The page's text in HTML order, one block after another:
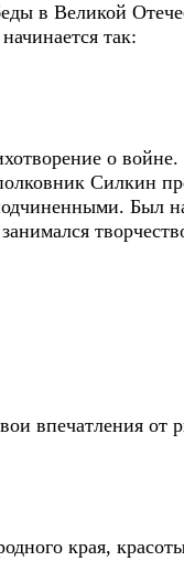
в Великой
так:
о
Силкин
Был
впечатления от
края,